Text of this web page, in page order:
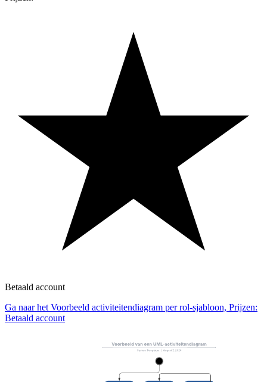
Betaald account
Ga naar het Voorbeeld activiteitendiagram per rol-sjabloon, Prijzen:
Betaald account